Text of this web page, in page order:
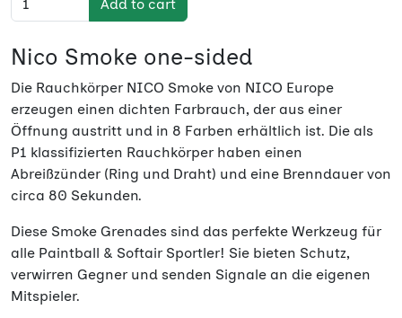
Add to cart
Nico Smoke one-sided
Die Rauchkörper NICO Smoke von NICO Europe
erzeugen einen dichten Farbrauch, der aus einer
Öffnung austritt und in 8 Farben erhältlich ist. Die als
P1 klassifizierten Rauchkörper haben einen
Abreißzünder (Ring und Draht) und eine Brenndauer von
circa 80 Sekunden.
Diese Smoke Grenades sind das perfekte Werkzeug für
alle Paintball & Softair Sportler! Sie bieten Schutz,
verwirren Gegner und senden Signale an die eigenen
Mitspieler.